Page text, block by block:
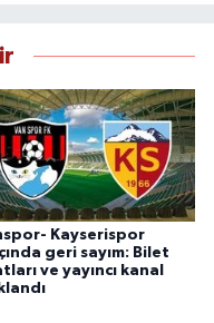
Kayserispor
geri sayım: Bilet
ve yayıncı kanal